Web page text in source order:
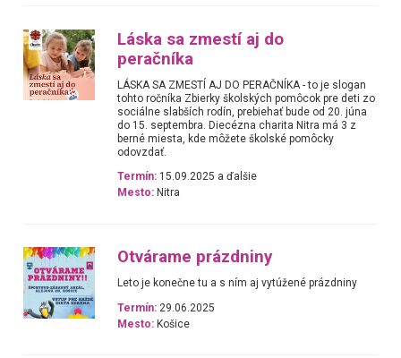
Láska sa zmestí aj do
peračníka
LÁSKA SA ZMESTÍ AJ DO PERAČNÍKA - to je slogan
tohto ročníka Zbierky školských pomôcok pre deti zo
sociálne slabších rodín, prebiehať bude od 20. júna
do 15. septembra. Diecézna charita Nitra má 3 z
berné miesta, kde môžete školské pomôcky
odovzdať.
Termín: 15.09.2025 a ďalšie
Mesto: Nitra
Otvárame prázdniny
Leto je konečne tu a s ním aj vytúžené prázdniny
Termín: 29.06.2025
Mesto: Košice